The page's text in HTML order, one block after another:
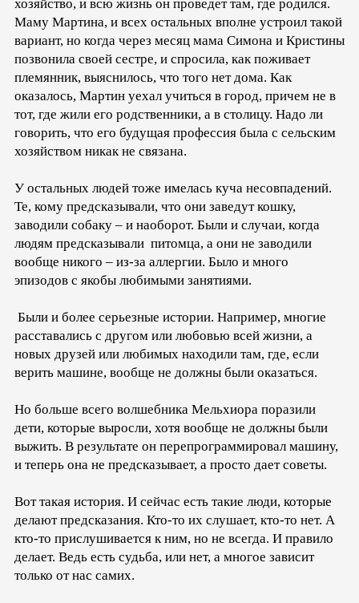
хозяйство, и всю жизнь он проведет там, где родился.
Маму Мартина, и всех остальных вполне устроил такой
вариант, но когда через месяц мама Симона и Кристины
позвонила своей сестре, и спросила, как поживает
племянник, выяснилось, что того нет дома. Как
оказалось, Мартин уехал учиться в город, причем не в
тот, где жили его родственники, а в столицу. Надо ли
говорить, что его будущая профессия была с сельским
хозяйством никак не связана.
У остальных людей тоже имелась куча несовпадений.
Те, кому предсказывали, что они заведут кошку,
заводили собаку – и наоборот. Были и случаи, когда
людям предсказывали питомца, а они не заводили
вообще никого – из-за аллергии. Было и много
эпизодов с якобы любимыми занятиями.
Были и более серьезные истории. Например, многие
расставались с другом или любовью всей жизни, а
новых друзей или любимых находили там, где, если
верить машине, вообще не должны были оказаться.
Но больше всего волшебника Мельхиора поразили
дети, которые выросли, хотя вообще не должны были
выжить. В результате он перепрограммировал машину,
и теперь она не предсказывает, а просто дает советы.
Вот такая история. И сейчас есть такие люди, которые
делают предсказания. Кто-то их слушает, кто-то нет. А
кто-то прислушивается к ним, но не всегда. И правило
делает. Ведь есть судьба, или нет, а многое зависит
только от нас самих.